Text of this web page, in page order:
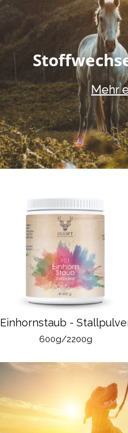
Einhornstaub -
600g/2200g
Mehr